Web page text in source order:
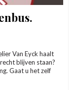
Van Eyck haalt
blijven staan?
Gaat u het zelf